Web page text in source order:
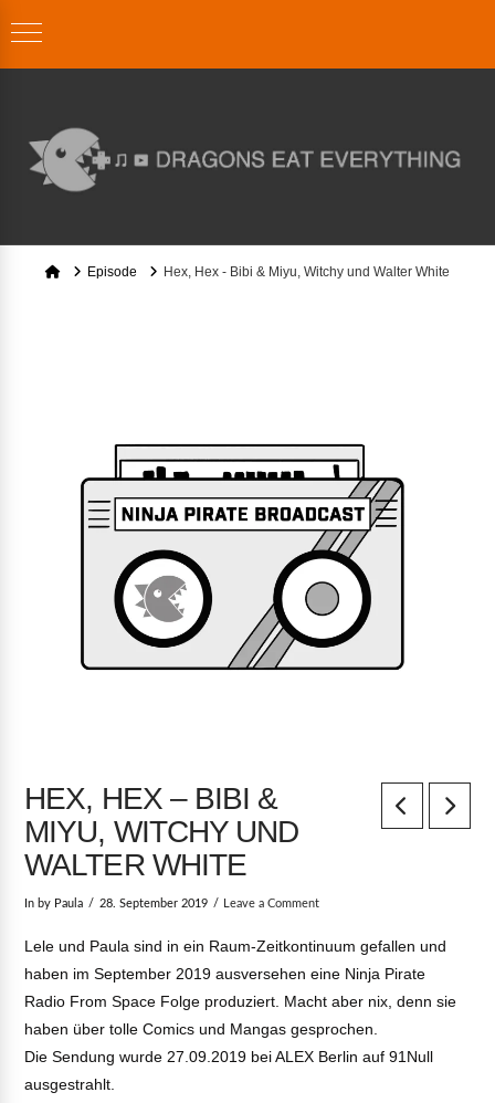
HomeEpisode Hex, Hex - Bibi & Miyu, Witchy und Walter White
HEX, HEX – BIBI &
MIYU, WITCHY UND
WALTER WHITE
In by Paula 28. September 2019 Leave a Comment
Lele und Paula sind in ein Raum-Zeitkontinuum gefallen und
haben im September 2019 ausversehen eine Ninja Pirate
Radio From Space Folge produziert. Macht aber nix, denn sie
haben über tolle Comics und Mangas gesprochen.
Die Sendung wurde 27.09.2019 bei ALEX Berlin auf 91Null
ausgestrahlt.